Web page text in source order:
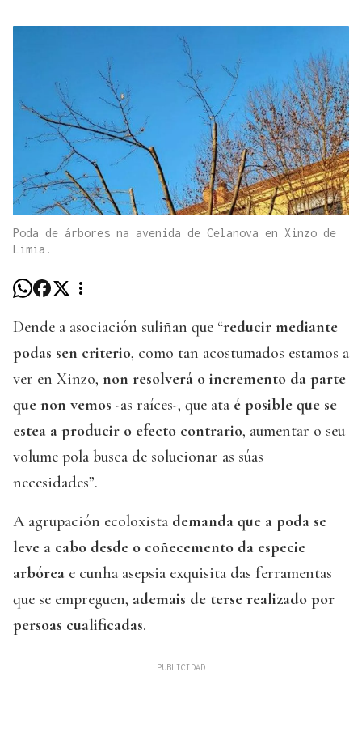
Poda de árbores na avenida de Celanova en Xinzo de
Limia.
Dende a asociación suliñan que “reducir mediante
podas sen criterio, como tan acostumados estamos a
ver en Xinzo, non resolverá o incremento da parte
que non vemos -as raíces-, que ata é posible que se
estea a producir o efecto contrario, aumentar o seu
volume pola busca de solucionar as súas
necesidades”.
A agrupación ecoloxista demanda que a poda se
leve a cabo desde o coñecemento da especie
arbórea e cunha asepsia exquisita das ferramentas
que se empreguen, ademais de terse realizado por
persoas cualificadas.